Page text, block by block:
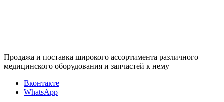
Продажа и поставка широкого ассортимента различного
медицинского оборудования и запчастей к нему
Вконтакте
WhatsApp